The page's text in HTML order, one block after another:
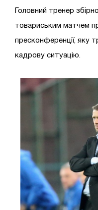
Головний тренер
товариським матчем
пресконференції, яку
кадрову ситуацію.